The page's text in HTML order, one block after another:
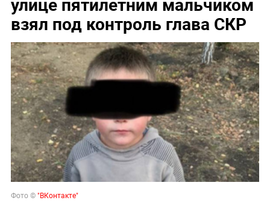
взял под контроль глава СКР
Фото ©"ВКонтакте"